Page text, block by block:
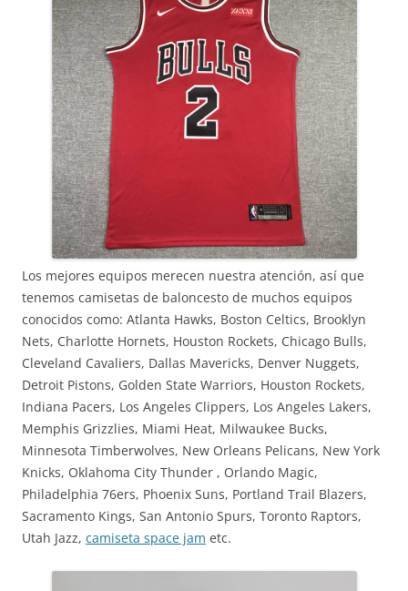
Los mejores equipos merecen nuestra atención, así que
tenemos camisetas de baloncesto de muchos equipos
conocidos como: Atlanta Hawks, Boston Celtics, Brooklyn
Nets, Charlotte Hornets, Houston Rockets, Chicago Bulls,
Cleveland Cavaliers, Dallas Mavericks, Denver Nuggets,
Detroit Pistons, Golden State Warriors, Houston Rockets,
Indiana Pacers, Los Angeles Clippers, Los Angeles Lakers,
Memphis Grizzlies, Miami Heat, Milwaukee Bucks,
Minnesota Timberwolves, New Orleans Pelicans, New York
Knicks, Oklahoma City Thunder , Orlando Magic,
Philadelphia 76ers, Phoenix Suns, Portland Trail Blazers,
Sacramento Kings, San Antonio Spurs, Toronto Raptors,
Utah Jazz, camiseta space jam etc.